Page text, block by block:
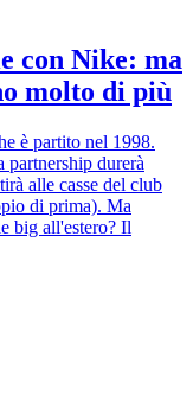
con Nike: ma
molto di più
è partito nel 1998.
partnership durerà
alle casse del club
di prima). Ma
big all'estero? Il